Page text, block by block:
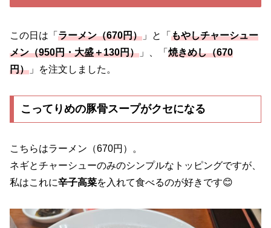
この日は「 ラーメン（670円） 」と「 もやしチャーシュー
メン（950円・大盛＋130円） 」、「 焼きめし（670
円） 」を注文しました。
こってりめの豚骨スープがクセになる
こちらはラーメン（670円）。
ネギとチャーシューのみのシンプルなトッピングですが、
私はこれに辛子高菜を入れて食べるのが好きです😊